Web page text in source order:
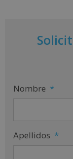
Nombre *
Apellidos *